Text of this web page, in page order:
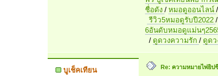
ชื่อดัง / หมอดูออนไลน์
รีวิว5หมอดูรับปี2022
6อันดับหมอดูแม่นๆ
/ ดูดวงความรัก / ดูด
บูเช็คเทียน Re: ความหมายไพ่ยิป